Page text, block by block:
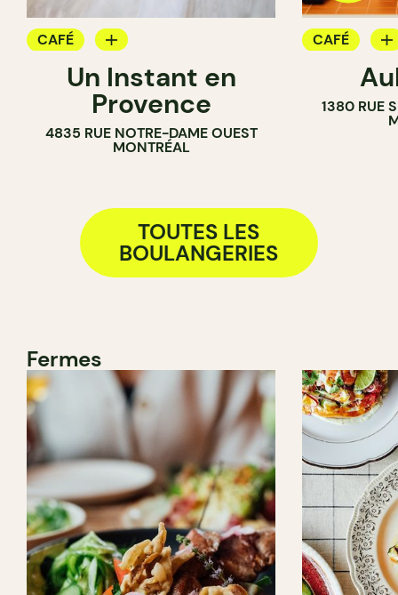
CAFÉ
BOULANGERIE
Un Instant en
Provence
4835 RUE NOTRE-DAME OUEST
MONTRÉAL
CAFÉ
PÂTISSERIE
1380 RUE
TOUTES LES
BOULANGERIES
Fermes